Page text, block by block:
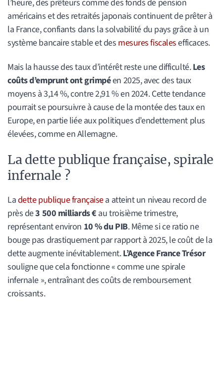
l’heure, des prêteurs comme des fonds de pension
américains et des retraités japonais continuent de prêter à
la France, confiants dans la solvabilité du pays grâce à un
système bancaire stable et des mesures fiscalesefficaces.
Mais la hausse des taux d’intérêt reste une difficulté.Les
coûts d’emprunt ont grimpéen 2025, avec des taux
moyens à 3,14 %, contre 2,91 % en 2024. Cette tendance
pourrait se poursuivre à cause de la montée des taux en
Europe, en partie liée aux politiques d’endettement plus
élevées, comme en Allemagne.
La dette publique française, spirale
infernale ?
Ladette publique françaisea atteint un niveau record de
près de3 500 milliards € au troisième trimestre,
représentant environ 10 % du PIB. Même si ce ratio ne
bouge pas drastiquement par rapport à 2025, le coût de la
dette augmente inévitablement.L’Agence France Trésor
souligne que cela fonctionne « comme une spirale
infernale », entraînant des coûts de remboursement
croissants.